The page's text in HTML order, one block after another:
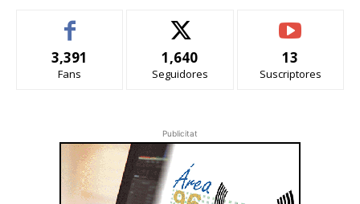
3,391
Fans
1,640
Seguidores
13
Suscriptores
Publicitat